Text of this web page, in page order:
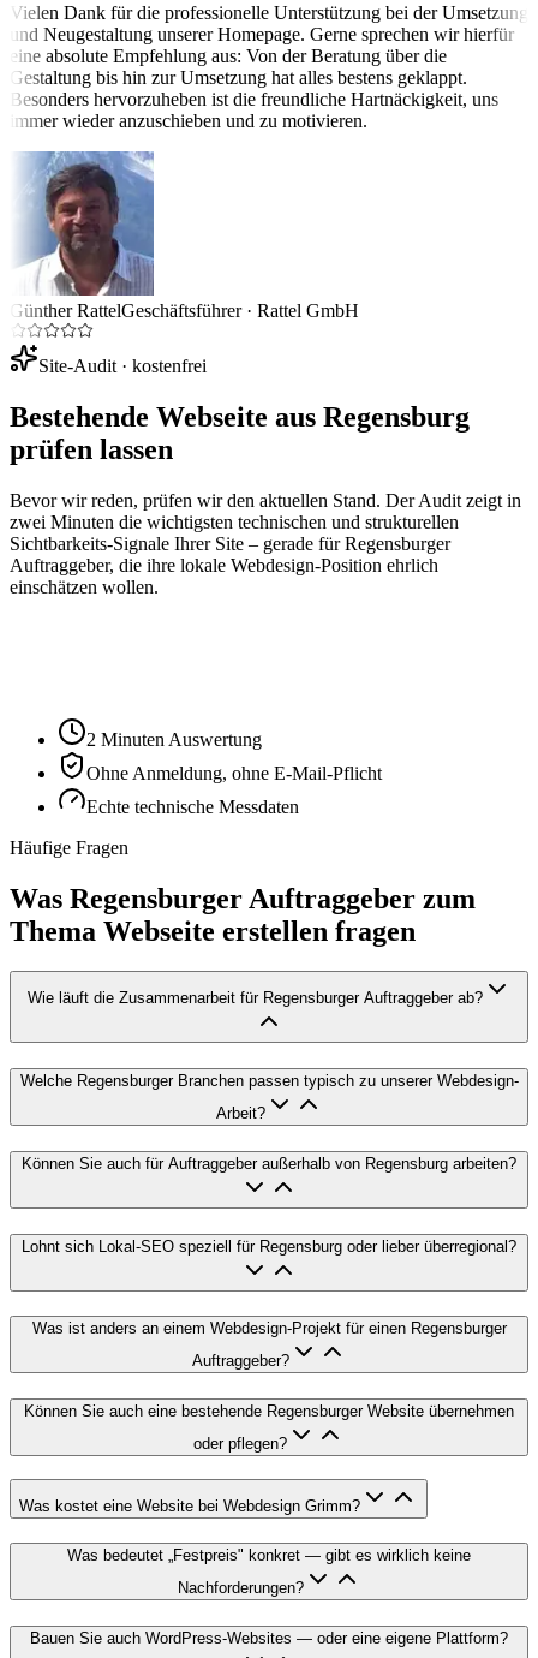
Vielen Dank für die professionelle Unterstützung bei der Umsetzung
und Neugestaltung unserer Homepage. Gerne sprechen wir hierfür
eine absolute Empfehlung aus: Von der Beratung über die
Gestaltung bis hin zur Umsetzung hat alles bestens geklappt.
Besonders hervorzuheben ist die freundliche Hartnäckigkeit, uns
immer wieder anzuschieben und zu motivieren.
Günther RattelGeschäftsführer· Rattel GmbH
Site-Audit · kostenfrei
Bestehende Webseite aus Regensburg
prüfen lassen
Bevor wir reden, prüfen wir den aktuellen Stand. Der Audit zeigt in
zwei Minuten die wichtigsten technischen und strukturellen
Sichtbarkeits-Signale Ihrer Site – gerade für Regensburger
Auftraggeber, die ihre lokale Webdesign-Position ehrlich
einschätzen wollen.
2 Minuten Auswertung
Ohne Anmeldung, ohne E-Mail-Pflicht
Echte technische Messdaten
Häufige Fragen
Was Regensburger Auftraggeber zum
Thema Webseite erstellen fragen
Wie läuft die Zusammenarbeit für Regensburger Auftraggeber ab?
Welche Regensburger Branchen passen typisch zu unserer Webdesign-
Arbeit?
Können Sie auch für Auftraggeber außerhalb von Regensburg arbeiten?
Lohnt sich Lokal-SEO speziell für Regensburg oder lieber überregional?
Was ist anders an einem Webdesign-Projekt für einen Regensburger
Auftraggeber?
Können Sie auch eine bestehende Regensburger Website übernehmen
oder pflegen?
Was kostet eine Website bei Webdesign Grimm?
Was bedeutet „Festpreis" konkret — gibt es wirklich keine
Nachforderungen?
Bauen Sie auch WordPress-Websites — oder eine eigene Plattform?